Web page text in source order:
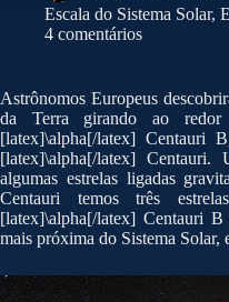
Escala do Sistema Solar,
4 comentários
Astrônomos Europeus
da Terra girando ao
[latex]\alpha[/latex] Centauri
[latex]\alpha[/latex] Centauri.
algumas estrelas ligadas
Centauri temos três
[latex]\alpha[/latex] Centauri
mais próxima do Sistema Solar,